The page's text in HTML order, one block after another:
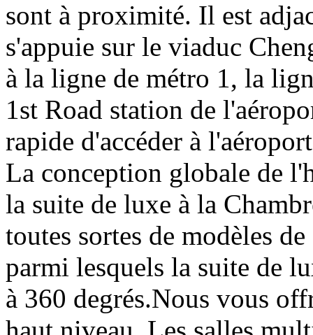
sont à proximité. Il est
s'appuie sur le viaduc
à la ligne de métro 1, la
1st Road station de
rapide d'accéder à
La conception globale de
la suite de luxe à la
toutes sortes de modèles
parmi lesquels la suite de
à 360 degrés.Nous vous